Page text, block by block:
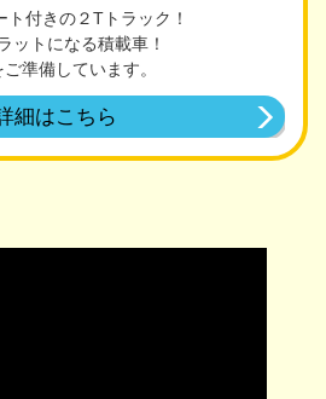
ト付きの２Tトラック！
ットになる積載車！
準備しています。
細はこちら